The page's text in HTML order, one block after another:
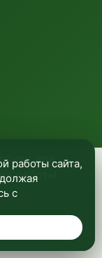
для
работы
работы сайта,
с